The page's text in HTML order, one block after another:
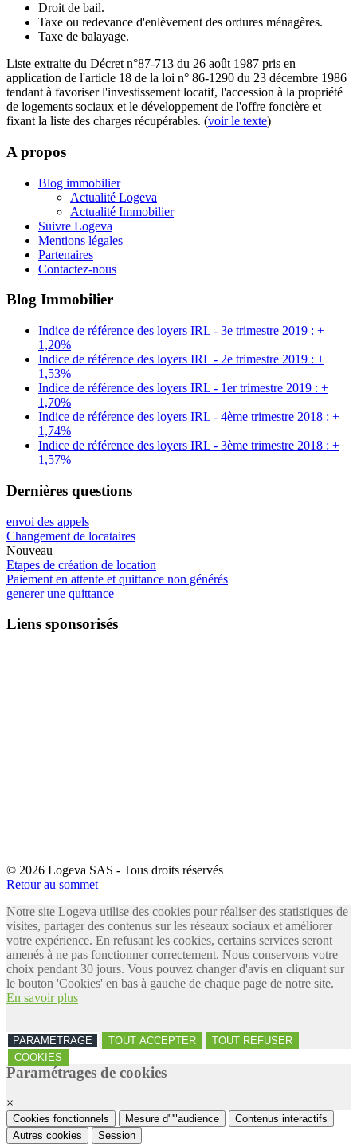
Droit de bail.
Taxe ou redevance d'enlèvement des ordures ménagères.
Taxe de balayage.
Liste extraite du Décret n°87-713 du 26 août 1987 pris en
application de l'article 18 de la loi n° 86-1290 du 23 décembre 1986
tendant à favoriser l'investissement locatif, l'accession à la propriété
de logements sociaux et le développement de l'offre foncière et
fixant la liste des charges récupérables. (voir le texte)
A propos
Blog immobilier
Actualité Logeva
Actualité Immobilier
Suivre Logeva
Mentions légales
Partenaires
Contactez-nous
Blog Immobilier
Indice de référence des loyers IRL - 3e trimestre 2019 : +
1,20%
Indice de référence des loyers IRL - 2e trimestre 2019 : +
1,53%
Indice de référence des loyers IRL - 1er trimestre 2019 : +
1,70%
Indice de référence des loyers IRL - 4ème trimestre 2018 : +
1,74%
Indice de référence des loyers IRL - 3ème trimestre 2018 : +
1,57%
Dernières questions
envoi des appels
Changement de locataires
Nouveau
Etapes de création de location
Paiement en attente et quittance non générés
generer une quittance
Liens sponsorisés
© 2026 Logeva SAS - Tous droits réservés
Retour au sommet
Notre site Logeva utilise des cookies pour réaliser des statistiques de
visites, partager des contenus sur les réseaux sociaux et améliorer
votre expérience. En refusant les cookies, certains services seront
amenés à ne pas fonctionner correctement. Nous conservons votre
choix pendant 30 jours. Vous pouvez changer d'avis en cliquant sur
le bouton 'Cookies' en bas à gauche de chaque page de notre site.
En savoir plus
PARAMETRAGE TOUT ACCEPTER
TOUT REFUSER
COOKIES
Paramétrages de cookies
×
Cookies fonctionnels Mesure d"'"audience
Contenus interactifs
Autres cookies
Session